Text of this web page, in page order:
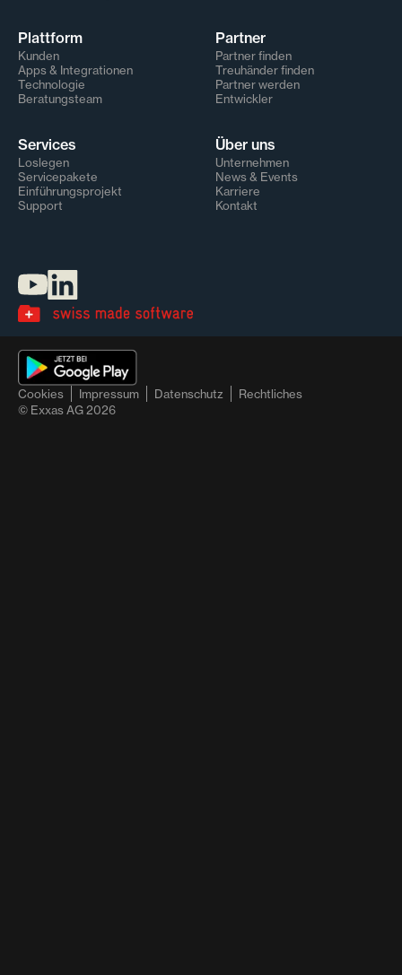
Plattform
Kunden
Apps & Integrationen
Technologie
Beratungsteam
Partner
Partner finden
Treuhänder finden
Partner werden
Entwickler
Services
Loslegen
Servicepakete
Einführungsprojekt
Support
Über uns
Unternehmen
News & Events
Karriere
Kontakt
Cookies Impressum Datenschutz
Rechtliches
© Exxas AG2026